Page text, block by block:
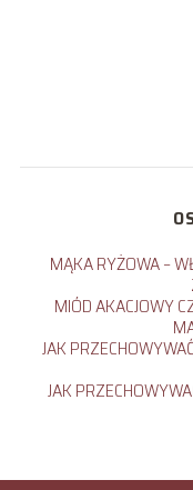
MĄKA RYŻOWA –
MIÓD AKACJOWY
JAK
JAK